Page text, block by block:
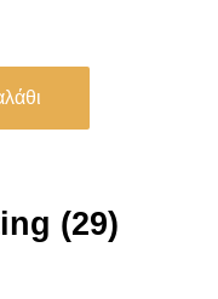
(29)